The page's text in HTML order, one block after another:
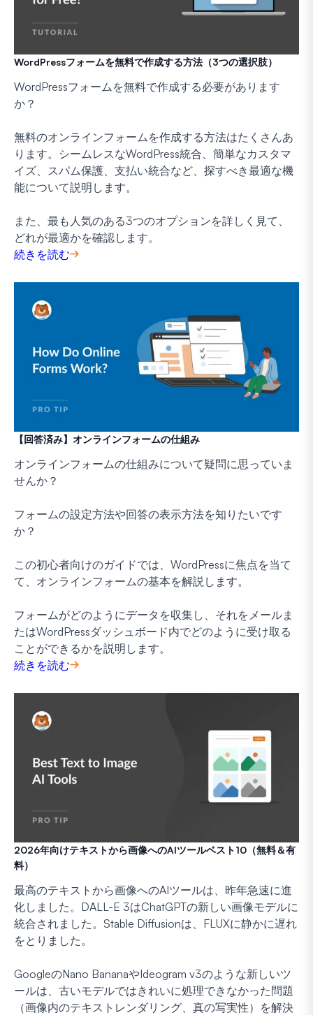
WordPressフォームを無料で作成する方法（3つの選択肢）
WordPressフォームを無料で作成する必要があります
か？
無料のオンラインフォームを作成する方法はたくさんあ
ります。シームレスなWordPress統合、簡単なカスタマ
イズ、スパム保護、支払い統合など、探すべき最適な機
能について説明します。
また、最も人気のある3つのオプションを詳しく見て、
どれが最適かを確認します。
続きを読む
【回答済み】オンラインフォームの仕組み
オンラインフォームの仕組みについて疑問に思っていま
せんか？
フォームの設定方法や回答の表示方法を知りたいです
か？
この初心者向けのガイドでは、WordPressに焦点を当て
て、オンラインフォームの基本を解説します。
フォームがどのようにデータを収集し、それをメールま
たはWordPressダッシュボード内でどのように受け取る
ことができるかを説明します。
続きを読む
2026年向けテキストから画像へのAIツールベスト10（無料＆有
料）
最高のテキストから画像へのAIツールは、昨年急速に進
化しました。DALL-E 3はChatGPTの新しい画像モデルに
統合されました。Stable Diffusionは、FLUXに静かに遅れ
をとりました。
GoogleのNano BananaやIdeogram v3のような新しいツ
ールは、古いモデルではきれいに処理できなかった問題
（画像内のテキストレンダリング、真の写実性）を解決